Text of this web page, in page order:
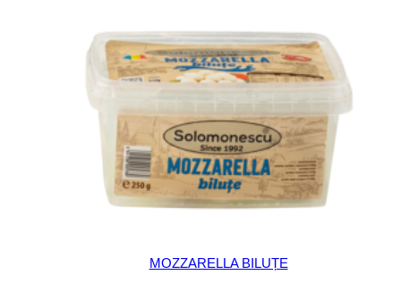
MOZZARELLA BILUȚE